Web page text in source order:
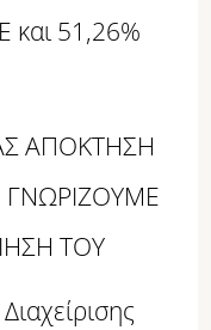
και 51,26%
ΑΠΟΚΤΗΣΗ
ΓΝΩΡΙΖΟΥΜΕ
ΤΟΥ